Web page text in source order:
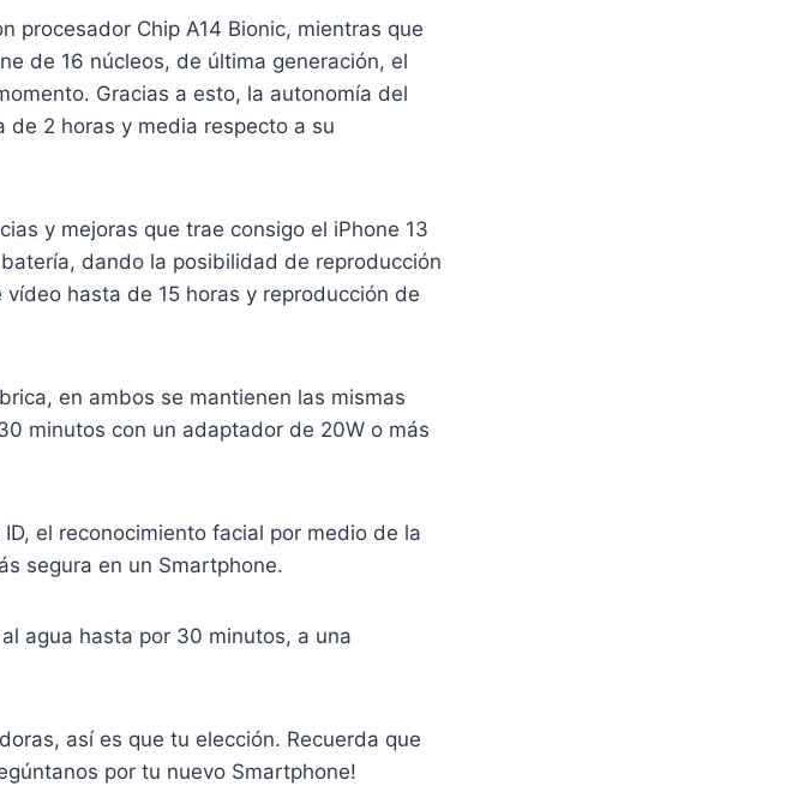
procesador Chip A14 Bionic, mientras que
de 16 núcleos, de última generación, el
Gracias a esto, la autonomía del
de 2 horas y media respecto a su
y mejoras que trae consigo el iPhone 13
dando la posibilidad de reproducción
hasta de 15 horas y reproducción de
en ambos se mantienen las mismas
minutos con un adaptador de 20W o más
el reconocimiento facial por medio de la
segura en un Smartphone.
agua hasta por 30 minutos, a una
así es que tu elección. Recuerda que
por tu nuevo Smartphone!